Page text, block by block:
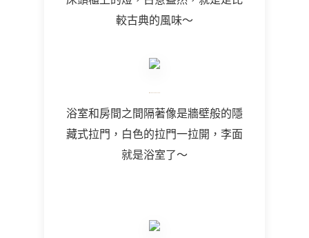
較古典的風味～
浴室和房間之間隔著像是牆壁般的隱
藏式拉門，白色的拉門一拉開，李面
就是浴室了～